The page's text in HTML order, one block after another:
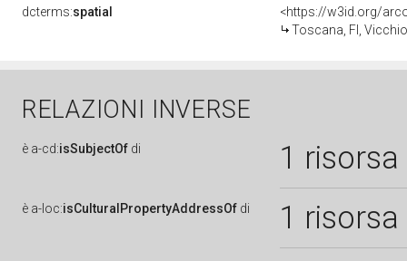
dcterms:spatial
<https://w3id.org/
Toscana, FI, Vicchio
RELAZIONI INVERSE
è a-cd:isSubjectOf di 1 risorsa
è a-loc:isCulturalPropertyAddressOf di 1 risorsa